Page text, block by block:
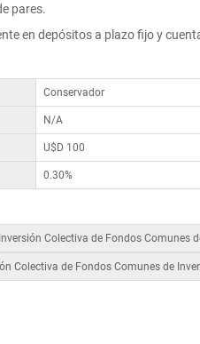
pares.
en depósitos a plazo fijo y
Conservador
N/A
U$D 100
0.30%
Colectiva de Fondos Comunes
Colectiva de Fondos Comunes de